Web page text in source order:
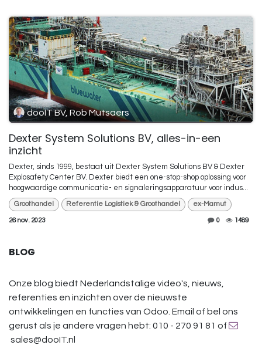
dooIT BV, Rob Mutsaers
Dexter System Solutions BV, alles-in-een
inzicht
Dexter, sinds 1999, bestaat uit Dexter System Solutions BV & Dexter
Explosafety Center BV. Dexter biedt een one-stop-shop oplossing voor
hoogwaardige communicatie- en signaleringsapparatuur voor indus...
Groothandel Referentie Logistiek & Groothandel ex-Mamut
26 nov. 2023 0 1489
BLOG
Onze blog biedt Nederlandstalige video's, nieuws,
referenties en inzichten over de nieuwste
ontwikkelingen en functies van Odoo. Email of bel ons
gerust als je andere vragen hebt: 010 - 270 91 81 of
sales@dooIT.nl